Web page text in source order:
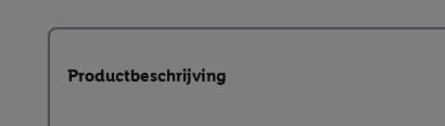
Productbeschrijving